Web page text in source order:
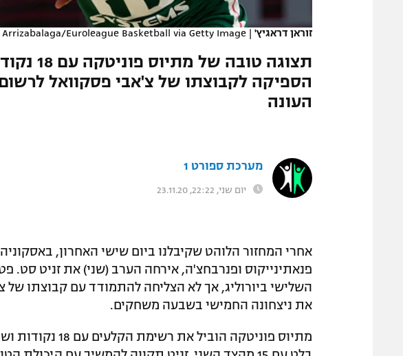
המגזיןזוראן דראגיץ' |
Euroleague Basketball via Getty Image
תצוגה
הספיקה לקבוצתו של צ'אבי פסקוואל לרשום
העונה
מערכת ספורט 1
יום שני, 22:22, 23.11.20
אחרי המחזור הלוהט שקיבלנו ביום שישי האחרון,
פנאתינייקוס ופנרבחצ'ה, אירחה הערב (שני) את זניט
את ניצחונה החמישי בשבעה משחקים.
מתיוס פוניטקה